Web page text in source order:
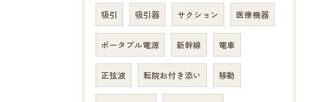
吸引 吸引器 サクション 医療機器
ポータブル電源 新幹線 電車
正弦波 転院お付き添い 移動